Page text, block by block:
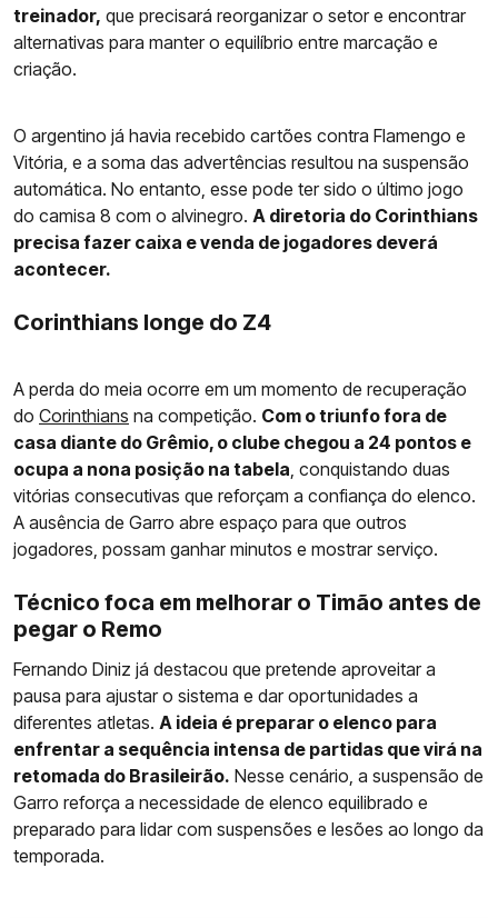
treinador, que precisará reorganizar o setor e encontrar
alternativas para manter o equilíbrio entre marcação e
criação.
O argentino já havia recebido cartões contra Flamengo e
Vitória, e a soma das advertências resultou na suspensão
automática. No entanto, esse pode ter sido o último jogo
do camisa 8 com o alvinegro. A diretoria do Corinthians
precisa fazer caixa e venda de jogadores deverá
acontecer.
Corinthians longe do Z4
A perda do meia ocorre em um momento de recuperação
do Corinthians na competição. Com o triunfo fora de
casa diante do Grêmio, o clube chegou a 24 pontos e
ocupa a nona posição na tabela , conquistando duas
vitórias consecutivas que reforçam a confiança do elenco.
A ausência de Garro abre espaço para que outros
jogadores, possam ganhar minutos e mostrar serviço.
Técnico foca em melhorar o Timão antes de
pegar o Remo
Fernando Diniz já destacou que pretende aproveitar a
pausa para ajustar o sistema e dar oportunidades a
diferentes atletas. A ideia é preparar o elenco para
enfrentar a sequência intensa de partidas que virá na
retomada do Brasileirão. Nesse cenário, a suspensão de
Garro reforça a necessidade de elenco equilibrado e
preparado para lidar com suspensões e lesões ao longo da
temporada.